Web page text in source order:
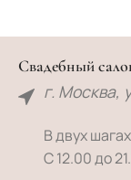
Свадебный
г. Москва,
В двух
С 12.00 до